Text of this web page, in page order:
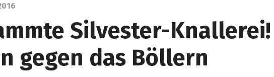
Silvester-Knallerei!
gegen das Böllern